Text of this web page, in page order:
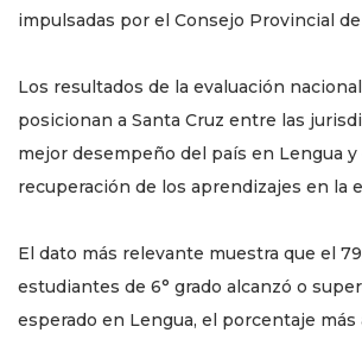
impulsadas por el Consejo Provincial
Los resultados de la evaluación
posicionan a Santa Cruz entre las
mejor desempeño del país en Lengua
recuperación de los aprendizajes en la
El dato más relevante muestra que el
estudiantes de 6° grado alcanzó o
esperado en Lengua, el porcentaje